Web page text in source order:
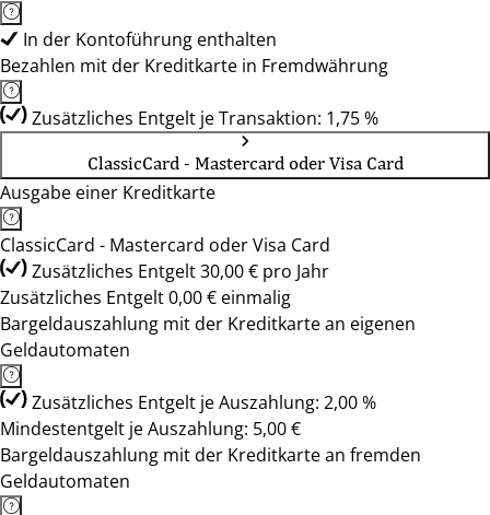
In der Kontoführung enthalten
Bezahlen mit der Kreditkarte in Fremdwährung
Zusätzliches Entgelt je Transaktion: 1,75 %
ClassicCard - Mastercard oder Visa Card
Ausgabe einer Kreditkarte
ClassicCard - Mastercard oder Visa Card
Zusätzliches Entgelt 30,00 € pro Jahr
Zusätzliches Entgelt 0,00 € einmalig
Bargeldauszahlung mit der Kreditkarte an eigenen
Geldautomaten
Zusätzliches Entgelt je Auszahlung: 2,00 %
Mindestentgelt je Auszahlung: 5,00 €
Bargeldauszahlung mit der Kreditkarte an fremden
Geldautomaten